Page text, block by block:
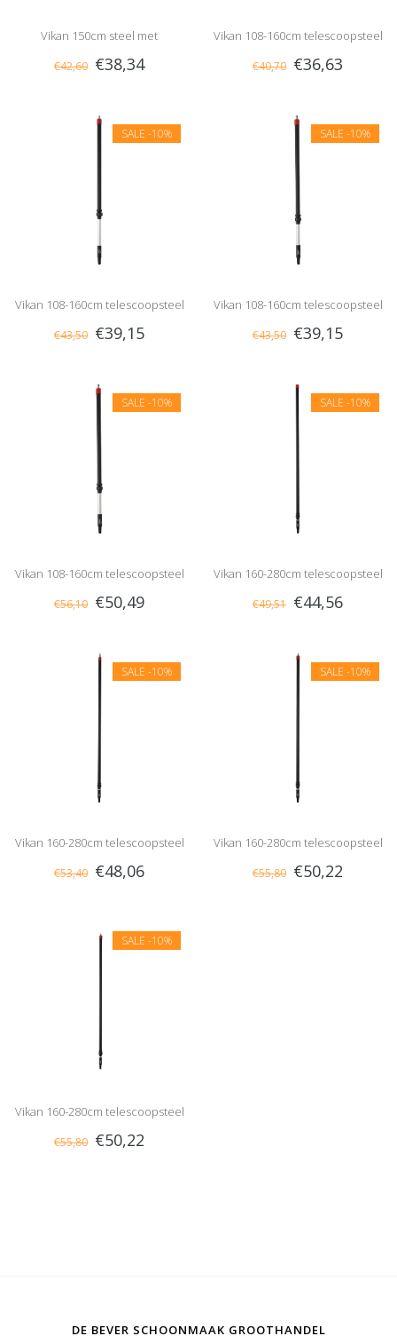
Vikan 150cm steel met
waterdoorvoer en aan/uit knop,
1/2" nippel
€42,60 €38,34
Vikan 108-160cm telescoopsteel
met waterdoorvoer, slangpilaar
€40,70 €36,63
SALE -10%
Vikan 108-160cm telescoopsteel
met waterdoorvoer, 1/2" nippel
€43,50 €39,15
SALE -10%
Vikan 108-160cm telescoopsteel
met waterdoorvoer, gardena
nippel
€43,50 €39,15
SALE -10%
Vikan 108-160cm telescoopsteel
met waterdoorvoer, aan/uit kraan
en gardena nippel
€56,10 €50,49
SALE -10%
Vikan 160-280cm telescoopsteel
€49,51 €44,56
SALE -10%
Vikan 160-280cm telescoopsteel
met waterdoorvoer, slangpilaar
€53,40 €48,06
SALE -10%
Vikan 160-280cm telescoopsteel
met waterdoorvoer, 1/2" nippel
€55,80 €50,22
SALE -10%
Vikan 160-280cm telescoopsteel
met waterdoorvoer, gardena
€55,80 €50,22
DE BEVER SCHOONMAAK GROOTHANDEL